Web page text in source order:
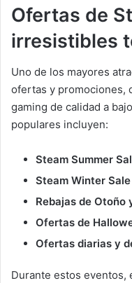
Ofertas de
irresistibles
Uno de los mayores
ofertas y promociones,
gaming de calidad a
populares incluyen:
Steam Summer
Steam Winter
Rebajas de Otoño
Ofertas de
Ofertas diarias y
Durante estos eventos,